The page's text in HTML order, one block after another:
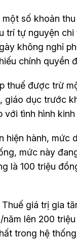
số khoản
trí tự nguyện
không nghỉ
chính quyền
thuế được trừ
dục trước
với tình hình
hiện hành, mức
mức này
là 100 triệu
giá trị gia
lên 200
trong hệ